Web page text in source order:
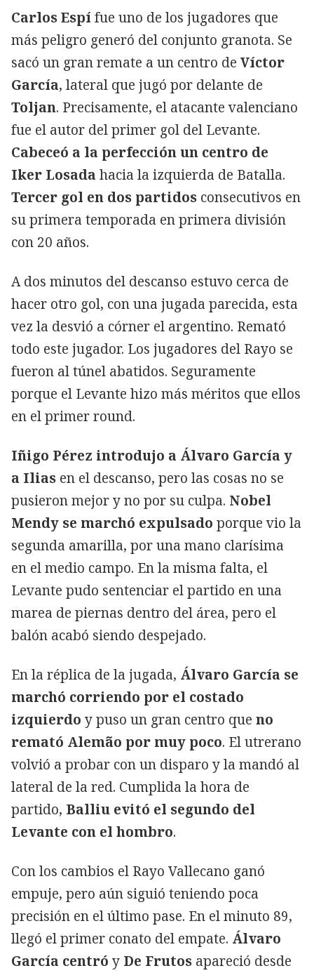
Carlos Espífue uno de los jugadores que
más peligro generó del conjunto granota. Se
sacó un gran remate a un centro de Víctor
García, lateral que jugó por delante de
Toljan. Precisamente, el atacante valenciano
fue el autor del primer gol del Levante.
Cabeceó a la perfección un centro de
Iker Losada hacia la izquierda de Batalla.
Tercer gol en dos partidos consecutivos en
su primera temporada en primera división
con 20 años.
A dos minutos del descanso estuvo cerca de
hacer otro gol, con una jugada parecida, esta
vez la desvió a córner el argentino. Remató
todo este jugador. Los jugadores del Rayo se
fueron al túnel abatidos. Seguramente
porque el Levante hizo más méritos que ellos
en el primer round.
Iñigo Pérez introdujo a Álvaro García y
a Ilias en el descanso, pero las cosas no se
pusieron mejor y no por su culpa. Nobel
Mendy se marchó expulsado porque vio la
segunda amarilla, por una mano clarísima
en el medio campo. En la misma falta, el
Levante pudo sentenciar el partido en una
marea de piernas dentro del área, pero el
balón acabó siendo despejado.
En la réplica de la jugada, Álvaro García se
marchó corriendo por el costado
izquierdo y puso un gran centro que no
remató Alemão por muy poco. El utrerano
volvió a probar con un disparo y la mandó al
lateral de la red. Cumplida la hora de
partido, Balliu evitó el segundo del
Levante con el hombro.
Con los cambios el Rayo Vallecano ganó
empuje, pero aún siguió teniendo poca
precisión en el último pase. En el minuto 89,
llegó el primer conato del empate. Álvaro
García centró y De Frutos apareció desde